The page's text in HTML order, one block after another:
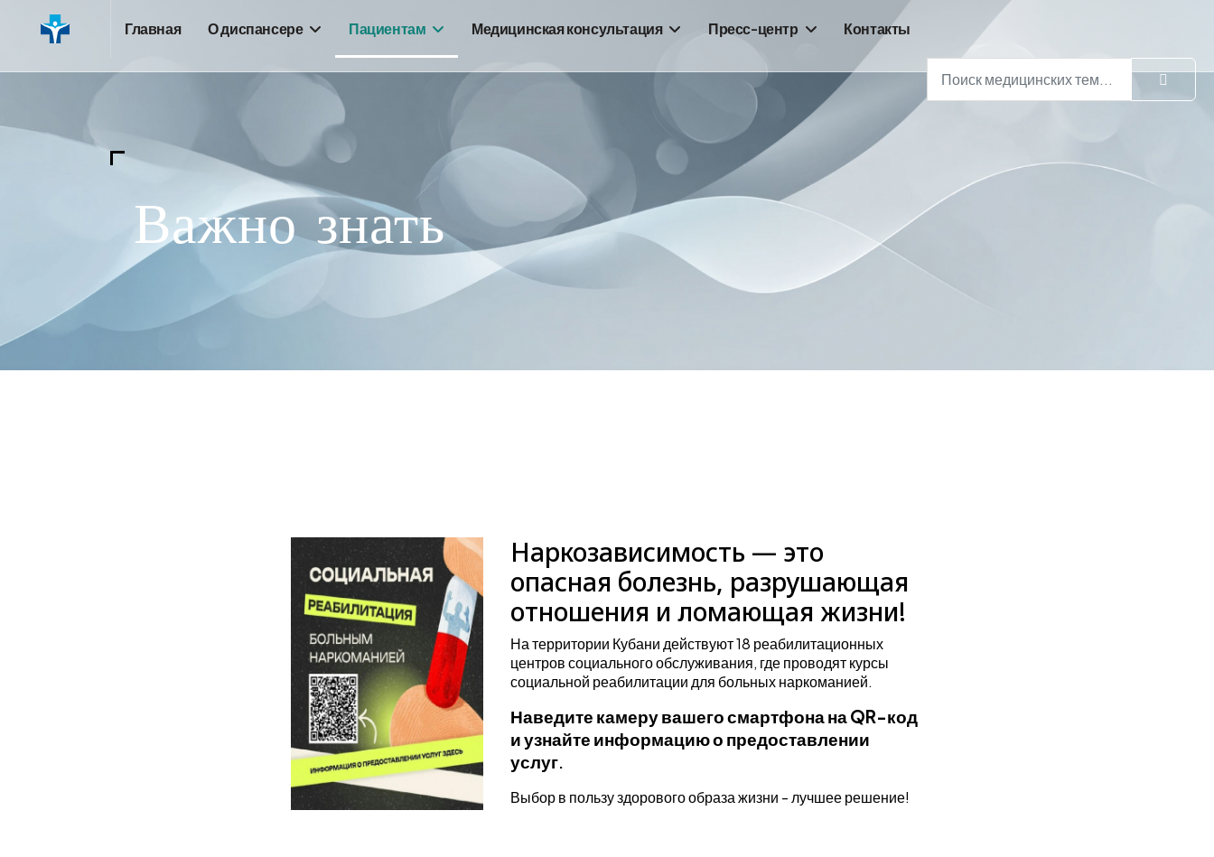
Главная О диспансере Пациентам Медицинская консультация Пресс-центр
Контакты
Важно знать
Наркозависимость — это
опасная болезнь, разрушающая
отношения и ломающая жизни!
На территории Кубани действуют 18 реабилитационных
центров социального обслуживания, где проводят курсы
социальной реабилитации для больных наркоманией.
Наведите камеру вашего смартфона на QR-код
и узнайте информацию о предоставлении
услуг.
Выбор в пользу здорового образа жизни - лучшее решение!